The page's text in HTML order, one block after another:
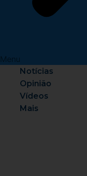
Menu
Notícias
Opinião
Vídeos
Mais